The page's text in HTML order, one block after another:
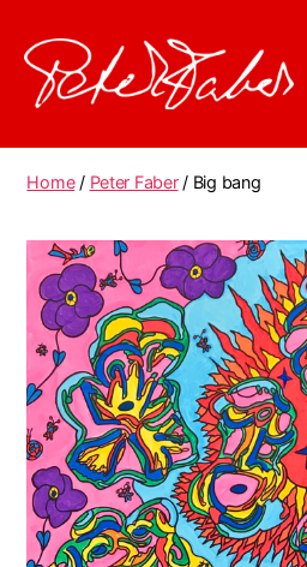
Faber
Home/ Peter Faber/ Big bang